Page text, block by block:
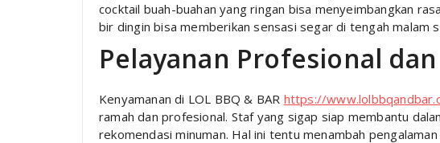
cocktail buah-buahan yang ringan bisa menyeimbangkan
bir dingin bisa memberikan sensasi segar di tengah malam
Pelayanan Profesional
Kenyamanan di LOL BBQ & BAR https://
ramah dan profesional. Staf yang sigap siap membantu
rekomendasi minuman. Hal ini tentu menambah